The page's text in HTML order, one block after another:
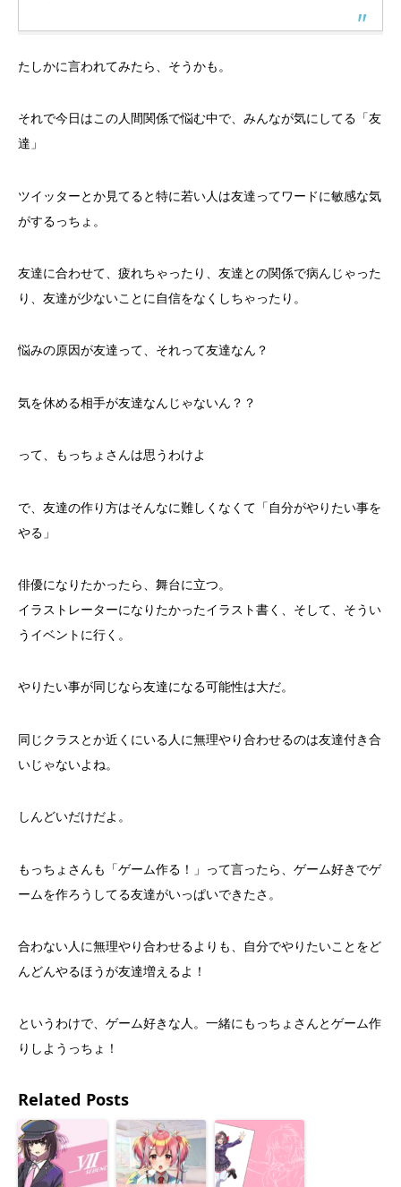
たしかに言われてみたら、そうかも。
それで今日はこの人間関係で悩む中で、みんなが気にしてる「友
達」
ツイッターとか見てると特に若い人は友達ってワードに敏感な気
がするっちょ。
友達に合わせて、疲れちゃったり、友達との関係で病んじゃった
り、友達が少ないことに自信をなくしちゃったり。
悩みの原因が友達って、それって友達なん？
気を休める相手が友達なんじゃないん？？
って、もっちょさんは思うわけよ
で、友達の作り方はそんなに難しくなくて「自分がやりたい事を
やる」
俳優になりたかったら、舞台に立つ。
イラストレーターになりたかったイラスト書く、そして、そうい
うイベントに行く。
やりたい事が同じなら友達になる可能性は大だ。
同じクラスとか近くにいる人に無理やり合わせるのは友達付き合
いじゃないよね。
しんどいだけだよ。
もっちょさんも「ゲーム作る！」って言ったら、ゲーム好きでゲ
ームを作ろうしてる友達がいっぱいできたさ。
合わない人に無理やり合わせるよりも、自分でやりたいことをど
んどんやるほうが友達増えるよ！
というわけで、ゲーム好きな人。一緒にもっちょさんとゲーム作
りしようっちょ！
Related Posts